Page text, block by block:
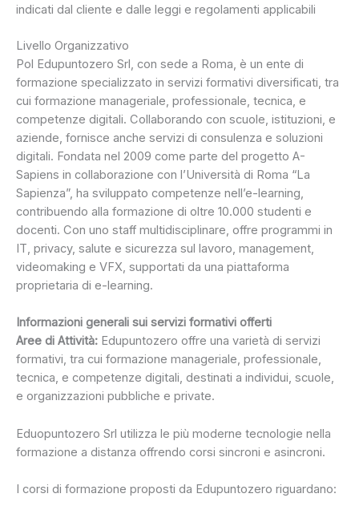
indicati dal cliente e dalle leggi e regolamenti applicabili
Livello Organizzativo
Pol Edupuntozero Srl, con sede a Roma, è un ente di
formazione specializzato in servizi formativi diversificati, tra
cui formazione manageriale, professionale, tecnica, e
competenze digitali. Collaborando con scuole, istituzioni, e
aziende, fornisce anche servizi di consulenza e soluzioni
digitali. Fondata nel 2009 come parte del progetto A-
Sapiens in collaborazione con l’Università di Roma “La
Sapienza”, ha sviluppato competenze nell’e-learning,
contribuendo alla formazione di oltre 10.000 studenti e
docenti. Con uno staff multidisciplinare, offre programmi in
IT, privacy, salute e sicurezza sul lavoro, management,
videomaking e VFX, supportati da una piattaforma
proprietaria di e-learning.
Informazioni generali sui servizi formativi offerti
Aree di Attività: Edupuntozero offre una varietà di servizi
formativi, tra cui formazione manageriale, professionale,
tecnica, e competenze digitali, destinati a individui, scuole,
e organizzazioni pubbliche e private.
Eduopuntozero Srl utilizza le più moderne tecnologie nella
formazione a distanza offrendo corsi sincroni e asincroni.
I corsi di formazione proposti da Edupuntozero riguardano: